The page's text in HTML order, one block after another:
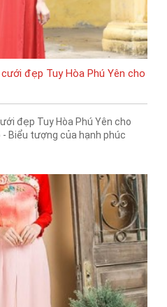
đẹp Tuy Hòa Phú Yên cho
đẹp Tuy Hòa Phú Yên cho
Biểu tượng của hạnh phúc